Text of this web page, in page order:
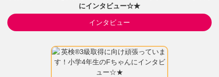
にインタビュー☆★
インタビュー